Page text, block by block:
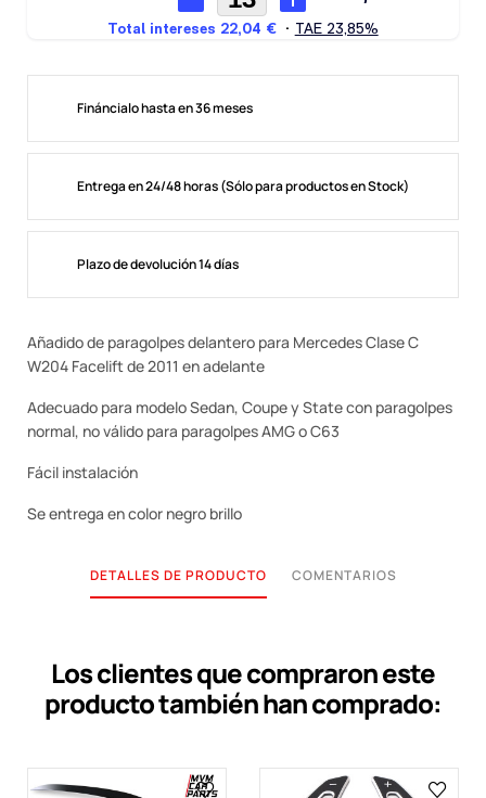
Fináncialo hasta en 36 meses
Entrega en 24/48 horas (Sólo para productos en Stock)
Plazo de devolución 14 días
Añadido de paragolpes delantero para Mercedes Clase C
W204 Facelift de 2011 en adelante
Adecuado para modelo Sedan, Coupe y State con paragolpes
normal, no válido para paragolpes AMG o C63
Fácil instalación
Se entrega en color negro brillo
DETALLES DE PRODUCTO COMENTARIOS
Los clientes que compraron este
producto también han comprado: